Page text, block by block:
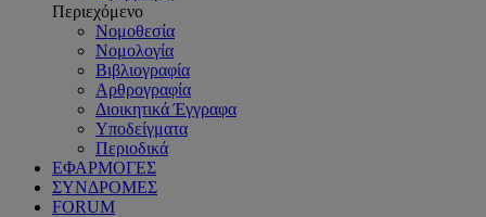
Περιεχόμενο
Νομοθεσία
Νομολογία
Βιβλιογραφία
Αρθρογραφία
Διοικητικά Έγγραφα
Υποδείγματα
Περιοδικά
ΕΦΑΡΜΟΓΕΣ
ΣΥΝΔΡΟΜΕΣ
FORUM